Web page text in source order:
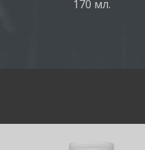
170 мл.